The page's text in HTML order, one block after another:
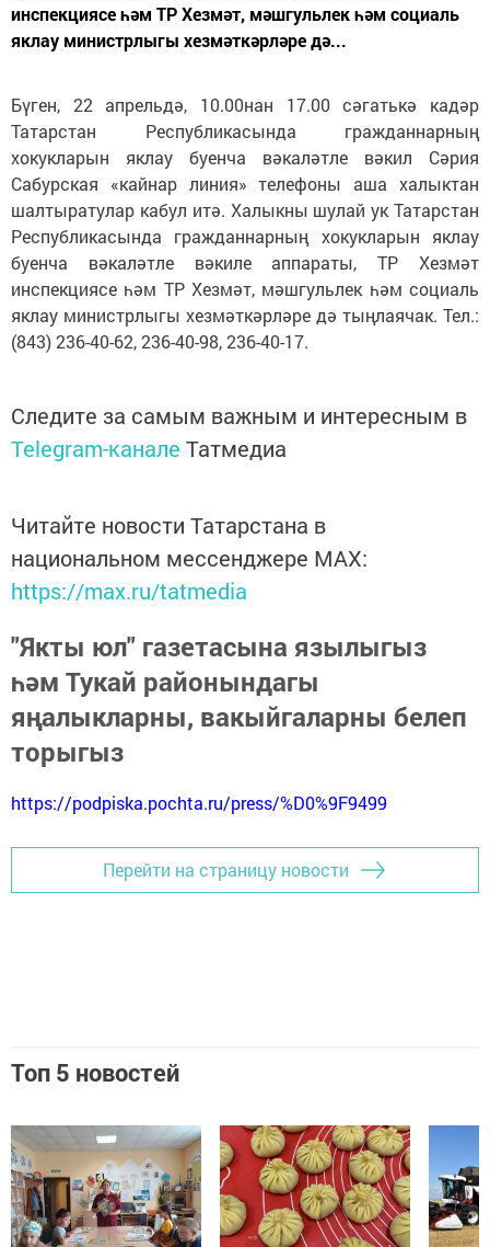
инспекциясе һәм ТР Хезмәт, мәшгульлек һәм социаль
яклау министрлыгы хезмәткәрләре дә...
Бүген, 22 апрельдә, 10.00нан 17.00 сәгатькә кадәр
Татарстан Республикасында гражданнарның
хокукларын яклау буенча вәкаләтле вәкил Сәрия
Сабурская «кайнар линия» телефоны аша халыктан
шалтыратулар кабул итә. Халыкны шулай ук Татарстан
Республикасында гражданнарның хокукларын яклау
буенча вәкаләтле вәкиле аппараты, ТР Хезмәт
инспекциясе һәм ТР Хезмәт, мәшгульлек һәм социаль
яклау министрлыгы хезмәткәрләре дә тыңлаячак. Тел.:
(843) 236-40-62, 236-40-98, 236-40-17.
Следите за самым важным и интересным в
Telegram-канале Татмедиа
Читайте новости Татарстана в
национальном мессенджере MАХ:
https://max.ru/tatmedia
"Якты юл" газетасына язылыгыз
һәм Тукай районындагы
яңалыкларны, вакыйгаларны белеп
торыгыз
https://podpiska.pochta.ru/press/%D0%9F9499
Перейти на страницу новости
Топ 5 новостей